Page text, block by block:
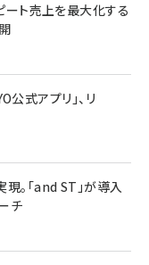
ート売上を最大化する
式アプリ」、リ
。「and ST」が導入
チ